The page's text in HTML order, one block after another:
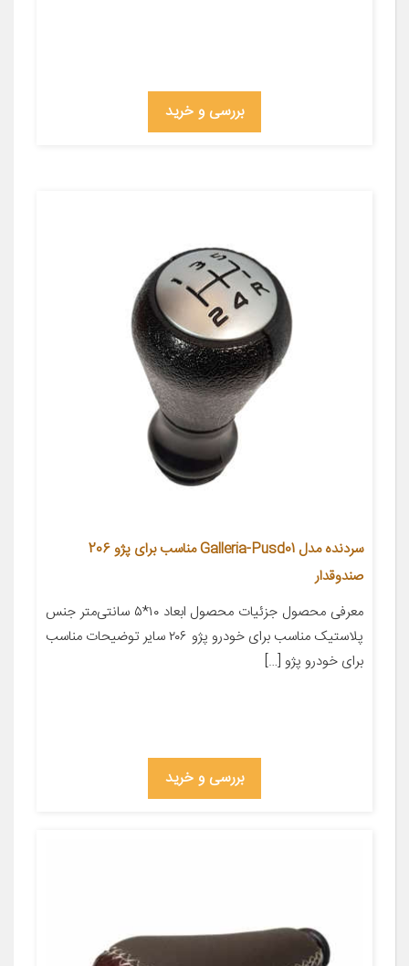
بررسی و خرید
سردنده مدل Galleria-Pusd01 مناسب برای پژو 206
صندوقدار
معرفی محصول جزئیات محصول ابعاد ۱۰*۵ سانتی‌متر جنس
پلاستیک مناسب برای خودرو پژو ۲۰۶ سایر توضیحات مناسب
برای خودرو پژو […]
بررسی و خرید